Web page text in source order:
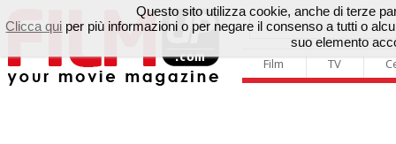
Film TV
Questo sito utilizza cookie, anche di terze
Clicca qui per più informazioni o per negare il consenso a tutti o
suo elemento